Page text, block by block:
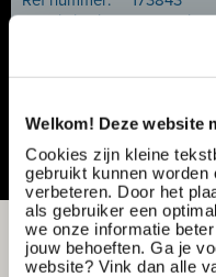
Welkom! Deze website
Cookies zijn kleine
gebruikt kunnen
verbeteren. Door het
als gebruiker een
we onze informatie
jouw behoeften. Ga je
website? Vink dan alle
Specialisatie:
Productie